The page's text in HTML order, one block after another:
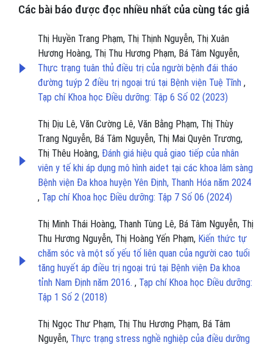
Các bài báo được đọc nhiều nhất của cùng tác giả
Thị Huyền Trang Phạm, Thị Thịnh Nguyễn, Thị Xuân
Hương Hoàng, Thị Thu Hương Phạm, Bá Tâm Nguyễn,
Thực trạng tuân thủ điều trị của người bệnh đái tháo
đường tuýp 2 điều trị ngoại trú tại Bệnh viện Tuệ Tĩnh ,
Tạp chí Khoa học Điều dưỡng: Tập 6 Số 02 (2023)
Thị Dịu Lê, Văn Cường Lê, Văn Bằng Phạm, Thị Thùy
Trang Nguyễn, Bá Tâm Nguyễn, Thị Mai Quyên Trương,
Thị Thêu Hoàng, Đánh giá hiệu quả giao tiếp của nhân
viên y tế khi áp dụng mô hình aidet tại các khoa lâm sàng
Bệnh viện Đa khoa huyện Yên Định, Thanh Hóa năm 2024
, Tạp chí Khoa học Điều dưỡng: Tập 7 Số 06 (2024)
Thị Minh Thái Hoàng, Thanh Tùng Lê, Bá Tâm Nguyễn, Thị
Thu Hương Nguyễn, Thị Hoàng Yến Phạm, Kiến thức tự
chăm sóc và một số yếu tố liên quan của người cao tuổi
tăng huyết áp điều trị ngoại trú tại Bệnh viện Đa khoa
tỉnh Nam Định năm 2016. , Tạp chí Khoa học Điều dưỡng:
Tập 1 Số 2 (2018)
Thị Ngọc Thư Phạm, Thị Thu Hương Phạm, Bá Tâm
Nguyễn, Thực trạng stress nghề nghiệp của điều dưỡng